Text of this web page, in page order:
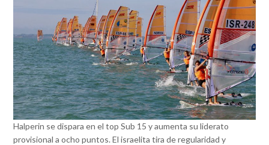
Halperin se dispara en el top Sub 15 y aumenta su liderato
provisional a ocho puntos. El israelita tira de regularidad y